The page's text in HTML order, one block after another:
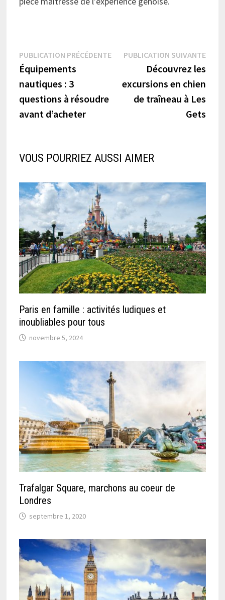
Navigation
de
l’article
PUBLICATION PRÉCÉDENTEPublication
précédente :
Équipements
nautiques : 3
questions à résoudre
avant d’acheter
PUBLICATION SUIVANTE
Découvrez les
excursions en chien
de traîneau à Les
Gets
VOUS POURRIEZ AUSSI AIMER
Paris en famille : activités ludiques et
inoubliables pour tous
novembre 5, 2024
Trafalgar Square, marchons au coeur de
Londres
septembre 1, 2020